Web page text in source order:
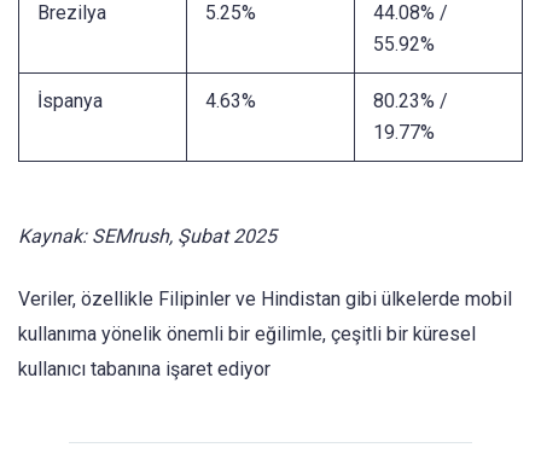
Brezilya 5.25%
44.08% /
55.92%
İspanya 4.63%
80.23% /
19.77%
Kaynak: SEMrush, Şubat 2025
Veriler, özellikle Filipinler ve Hindistan gibi ülkelerde mobil
kullanıma yönelik önemli bir eğilimle, çeşitli bir küresel
kullanıcı tabanına işaret ediyor